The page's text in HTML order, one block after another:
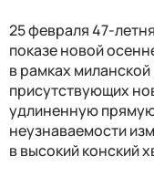
25 февраля 47-
показе новой
в рамках
присутствующих
удлиненную
неузнаваемости
в высокий конский